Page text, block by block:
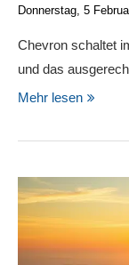
Donnerstag, 5
Chevron schaltet
und das
Mehr lesen